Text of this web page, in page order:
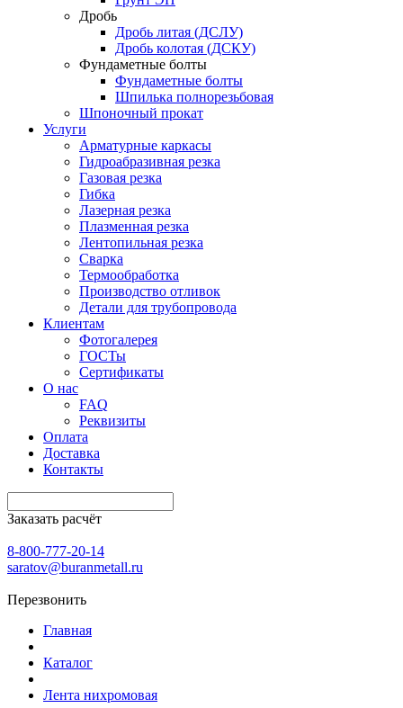
Дробь
Дробь литая (ДСЛУ)
Дробь колотая (ДСКУ)
Фундаметные болты
Фундаметные болты
Шпилька полнорезьбовая
Шпоночный прокат
Услуги
Арматурные каркасы
Гидроабразивная резка
Газовая резка
Гибка
Лазерная резка
Плазменная резка
Лентопильная резка
Сварка
Термообработка
Производство отливок
Детали для трубопровода
Клиентам
Фотогалерея
ГОСТы
Сертификаты
О нас
FAQ
Реквизиты
Оплата
Доставка
Контакты
Заказать расчёт
8-800-777-20-14
saratov@buranmetall.ru
Перезвонить
Главная
Каталог
Лента нихромовая